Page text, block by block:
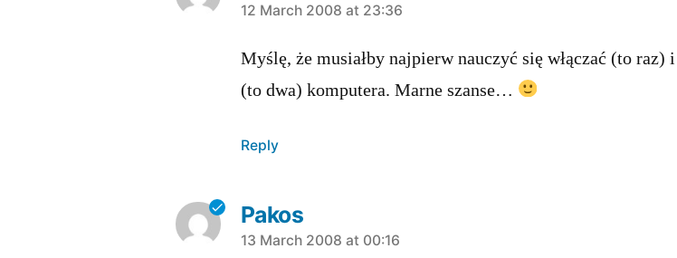
says:
12 March 2008 at 23:36
Myślę, że musiałby najpierw nauczyć się włączać (to raz)
(to dwa) komputera. Marne szanse…
Reply
Pakos
says:
13 March 2008 at 00:16